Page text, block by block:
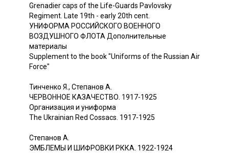
Grenadier caps of the Life-Guards Pavlovsky
Regiment. Late 19th - early 20th cent.
УНИФОРМА РОССИЙСКОГО ВОЕННОГО
ВОЗДУШНОГО ФЛОТА Дополнительные
материалы
Supplement to the book "Uniforms of the Russian Air
Force"
Тинченко Я., Степанов А.
ЧЕРВОННОЕ КАЗАЧЕСТВО. 1917-1925
Организация и униформа
The Ukrainian Red Cossacs. 1917-1925
Степанов A.
ЭМБЛЕМЫ И ШИФРОВКИ РККА. 1922-1924